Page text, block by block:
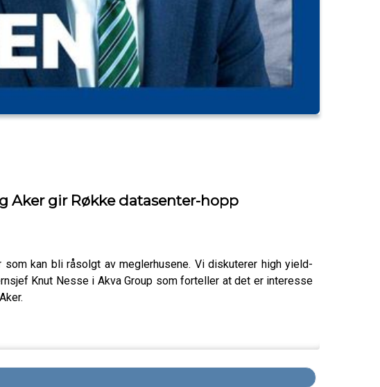
Aker gir Røkke datasenter-hopp
kan bli råsolgt av meglerhusene. Vi diskuterer high yield-
Knut Nesse i Akva Group som forteller at det er interesse